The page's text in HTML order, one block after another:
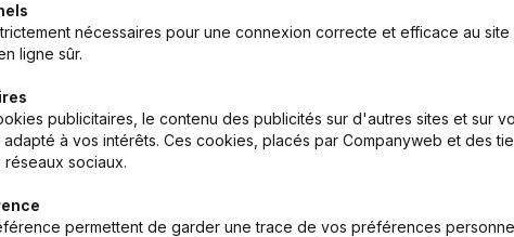
nécessaires pour une connexion correcte et efficace au
ligne sûr.
publicitaires, le contenu des publicités sur d'autres sites et sur
à vos intérêts. Ces cookies, placés par Companyweb et des
sociaux.
permettent de garder une trace de vos préférences